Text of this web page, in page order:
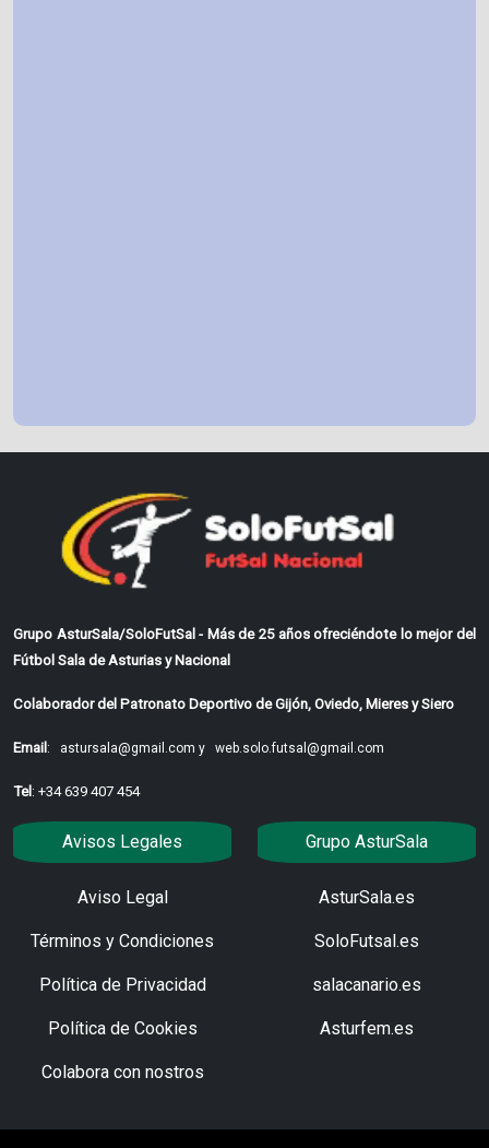
Grupo AsturSala/SoloFutSal - Más de 25 años ofreciéndote lo mejor del
Fútbol Sala de Asturias y Nacional
Colaborador del Patronato Deportivo de Gijón, Oviedo, Mieres y Siero
Email : astursala@gmail.com y web.solo.futsal@gmail.com
Tel : +34 639 407 454
Avisos Legales
Aviso Legal
Términos y Condiciones
Política de Privacidad
Política de Cookies
Colabora con nostros
Grupo AsturSala
AsturSala.es
SoloFutsal.es
salacanario.es
Asturfem.es